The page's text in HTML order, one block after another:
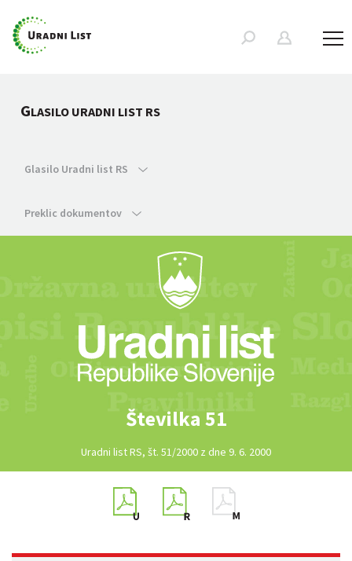
GLASILO URADNI LIST RS
Glasilo Uradni list RS
Preklic dokumentov
Številka 51
Uradni list RS, št. 51/2000 z dne 9. 6. 2000